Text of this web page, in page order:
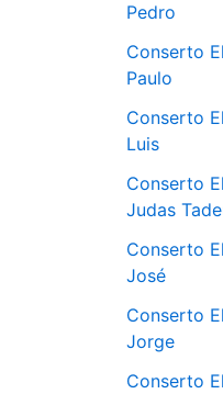
Pedro
Conserto
Paulo
Conserto
Luis
Conserto
Judas
Conserto
José
Conserto
Jorge
Conserto